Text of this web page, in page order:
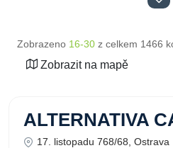
Zobrazeno 16-30 z celkem 1466
Zobrazit na mapě
ALTERNATIVA
17. listopadu 768/68, Ostrava